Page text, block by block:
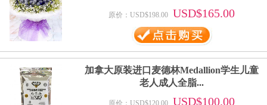
原价：USD$198.00 USD$165.00
加拿大原装进口麦德林Medallion学生儿童
老人成人全脂...
原价：USD$120.00 USD$100.00